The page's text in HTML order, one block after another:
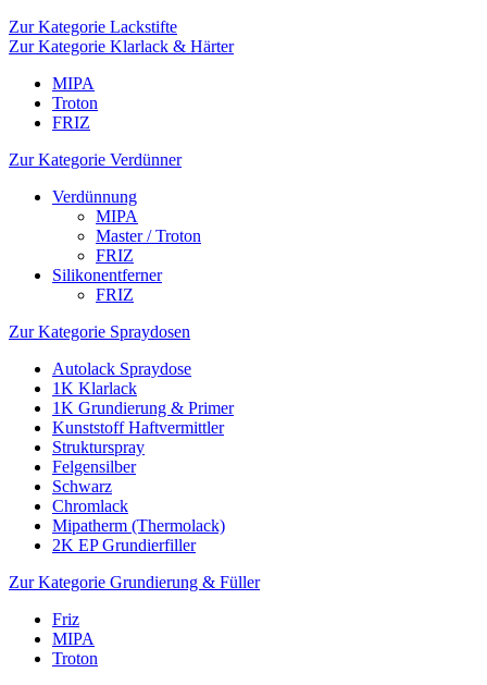
Zur Kategorie Lackstifte
Zur Kategorie Klarlack & Härter
MIPA
Troton
FRIZ
Zur Kategorie Verdünner
Verdünnung
MIPA
Master / Troton
FRIZ
Silikonentferner
FRIZ
Zur Kategorie Spraydosen
Autolack Spraydose
1K Klarlack
1K Grundierung & Primer
Kunststoff Haftvermittler
Strukturspray
Felgensilber
Schwarz
Chromlack
Mipatherm (Thermolack)
2K EP Grundierfiller
Zur Kategorie Grundierung & Füller
Friz
MIPA
Troton